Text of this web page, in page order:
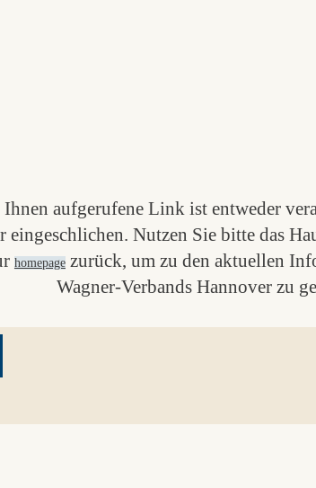
aufgerufene Link ist entweder
eingeschlichen. Nutzen Sie bitte das
homepagezurück, um zu den aktuellen
Wagner-Verbands Hannover zu